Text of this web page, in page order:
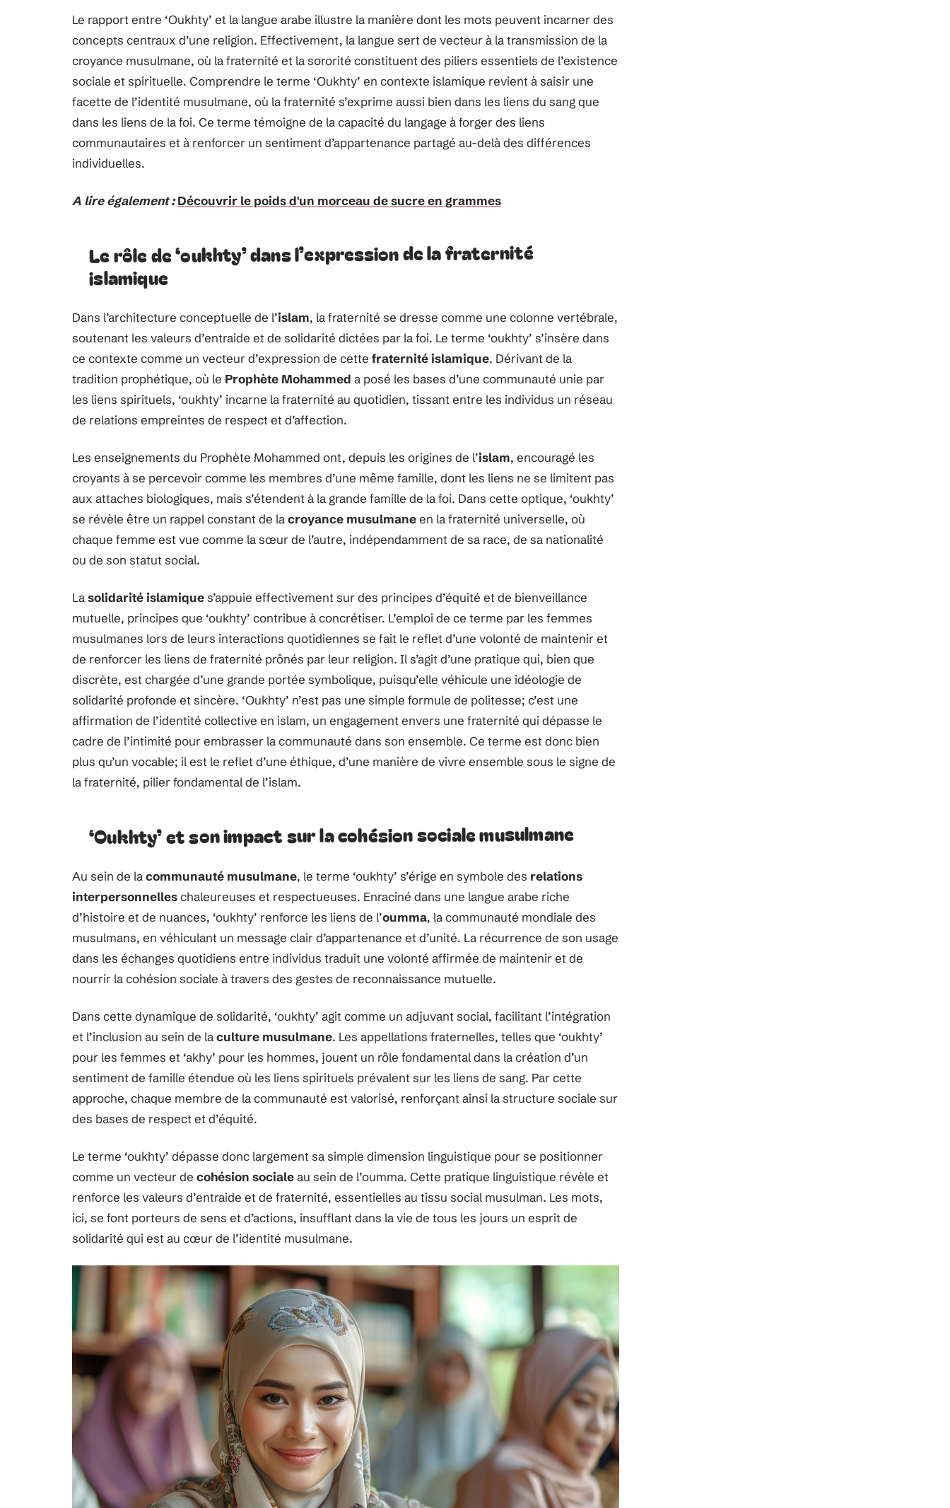
Le rapport entre ‘Oukhty’ et la langue arabe illustre la manière dont les mots peuvent incarner des
concepts centraux d’une religion. Effectivement, la langue sert de vecteur à la transmission de la
croyance musulmane, où la fraternité et la sororité constituent des piliers essentiels de l’existence
sociale et spirituelle. Comprendre le terme ‘Oukhty’ en contexte islamique revient à saisir une
facette de l’identité musulmane, où la fraternité s’exprime aussi bien dans les liens du sang que
dans les liens de la foi. Ce terme témoigne de la capacité du langage à forger des liens
communautaires et à renforcer un sentiment d’appartenance partagé au-delà des différences
individuelles.
A lire également : Découvrir le poids d'un morceau de sucre en grammes
Le rôle de ‘oukhty’ dans l’expression de la fraternité
islamique
Dans l’architecture conceptuelle de l’islam, la fraternité se dresse comme une colonne vertébrale,
soutenant les valeurs d’entraide et de solidarité dictées par la foi. Le terme ‘oukhty’ s’insère dans
ce contexte comme un vecteur d’expression de cette fraternité islamique. Dérivant de la
tradition prophétique, où le Prophète Mohammed a posé les bases d’une communauté unie par
les liens spirituels, ‘oukhty’ incarne la fraternité au quotidien, tissant entre les individus un réseau
de relations empreintes de respect et d’affection.
Les enseignements du Prophète Mohammed ont, depuis les origines de l’islam, encouragé les
croyants à se percevoir comme les membres d’une même famille, dont les liens ne se limitent pas
aux attaches biologiques, mais s’étendent à la grande famille de la foi. Dans cette optique, ‘oukhty’
se révèle être un rappel constant de lacroyance musulmaneen la fraternité universelle, où
chaque femme est vue comme la sœur de l’autre, indépendamment de sa race, de sa nationalité
ou de son statut social.
Lasolidarité islamiques’appuie effectivement sur des principes d’équité et de bienveillance
mutuelle, principes que ‘oukhty’ contribue à concrétiser. L’emploi de ce terme par les femmes
musulmanes lors de leurs interactions quotidiennes se fait le reflet d’une volonté de maintenir et
de renforcer les liens de fraternité prônés par leur religion. Il s’agit d’une pratique qui, bien que
discrète, est chargée d’une grande portée symbolique, puisqu’elle véhicule une idéologie de
solidarité profonde et sincère. ‘Oukhty’ n’est pas une simple formule de politesse; c’est une
affirmation de l’identité collective en islam, un engagement envers une fraternité qui dépasse le
cadre de l’intimité pour embrasser la communauté dans son ensemble. Ce terme est donc bien
plus qu’un vocable; il est le reflet d’une éthique, d’une manière de vivre ensemble sous le signe de
la fraternité, pilier fondamental de l’islam.
‘Oukhty’ et son impact sur la cohésion sociale musulmane
Au sein de lacommunauté musulmane, le terme ‘oukhty’ s’érige en symbole des relations
interpersonnelleschaleureuses et respectueuses. Enraciné dans une langue arabe riche
d’histoire et de nuances, ‘oukhty’ renforce les liens de l’oumma, la communauté mondiale des
musulmans, en véhiculant un message clair d’appartenance et d’unité. La récurrence de son usage
dans les échanges quotidiens entre individus traduit une volonté affirmée de maintenir et de
nourrir la cohésion sociale à travers des gestes de reconnaissance mutuelle.
Dans cette dynamique de solidarité, ‘oukhty’ agit comme un adjuvant social, facilitant l’intégration
et l’inclusion au sein de laculture musulmane. Les appellations fraternelles, telles que ‘oukhty’
pour les femmes et ‘akhy’ pour les hommes, jouent un rôle fondamental dans la création d’un
sentiment de famille étendue où les liens spirituels prévalent sur les liens de sang. Par cette
approche, chaque membre de la communauté est valorisé, renforçant ainsi la structure sociale sur
des bases de respect et d’équité.
Le terme ‘oukhty’ dépasse donc largement sa simple dimension linguistique pour se positionner
comme un vecteur de cohésion socialeau sein de l’oumma. Cette pratique linguistique révèle et
renforce les valeurs d’entraide et de fraternité, essentielles au tissu social musulman. Les mots,
ici, se font porteurs de sens et d’actions, insufflant dans la vie de tous les jours un esprit de
solidarité qui est au cœur de l’identité musulmane.